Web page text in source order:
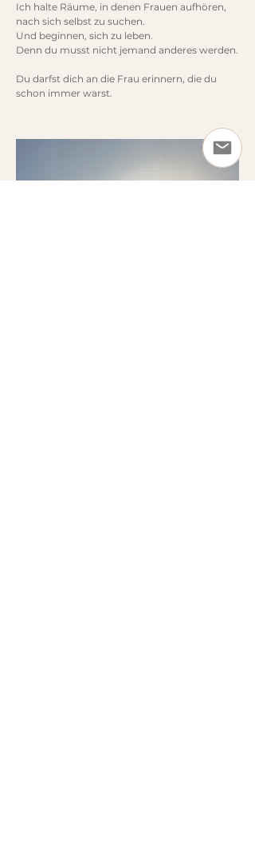
Ich halte Räume, in denen Frauen aufhören,
nach sich selbst zu suchen.
Und beginnen, sich zu leben.
Denn du musst nicht jemand anderes werden.
Du darfst dich an die Frau erinnern, die du
schon immer warst.